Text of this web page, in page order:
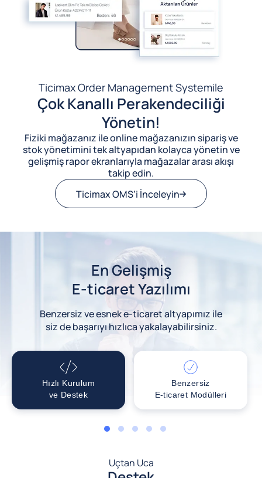
Ticimax Order Management Systemile
Çok Kanallı Perakendeciliği
Yönetin!
Fiziki mağazanız ile online mağazanızın sipariş ve
stok yönetimini tek altyapıdan kolayca yönetin ve
gelişmiş rapor ekranlarıyla mağazalar arası akışı
takip edin.
Ticimax OMS’i İnceleyin
En Gelişmiş
E-ticaret Yazılımı
Benzersiz ve esnek e-ticaret altyapımız ile
siz de başarıyı hızlıca yakalayabilirsiniz.
Hızlı Kurulum
ve Destek
Benzersiz
E-ticaret Modülleri
1 2 3 4 5
Uçtan Uca